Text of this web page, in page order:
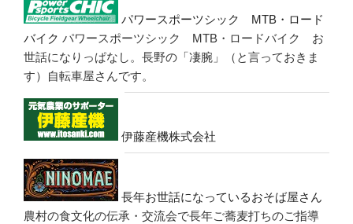
パワースポーツシック MTB・ロード
バイク パワースポーツシック MTB・ロードバイク お
世話になりっぱなし。長野の「凄腕」（と言っておきま
す）自転車屋さんです。
伊藤産機株式会社
長年お世話になっているおそば屋さん
農村の食文化の伝承・交流会で長年ご蕎麦打ちのご指導